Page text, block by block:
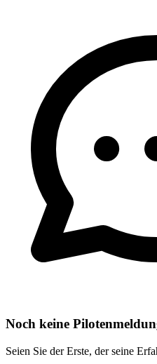
Noch keine
Seien Sie der Erste, der seine